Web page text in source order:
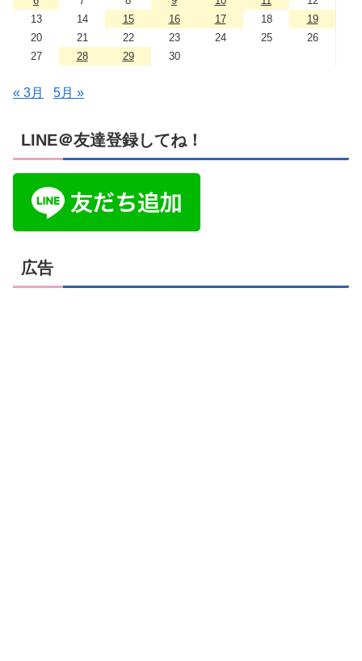
13
14 15 16 17 18
19
20
21 22 23 24 25
26
27
28 29 30
« 3月 5月 »
LINE＠友達登録してね！
広告